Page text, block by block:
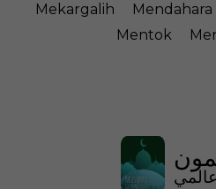
Mekargalih
Mentok
عالمي